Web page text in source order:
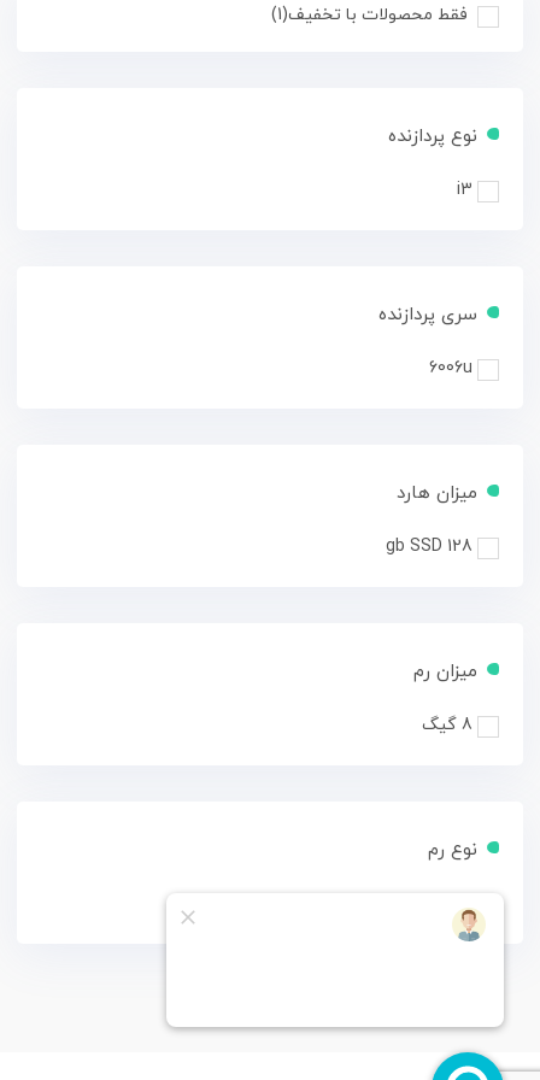
فقط محصولات با تخفیف(1)
نوع پردازنده
i3
سری پردازنده
6006u
میزان هارد
128 gb SSD
میزان رم
8 گیگ
نوع رم
ddr4